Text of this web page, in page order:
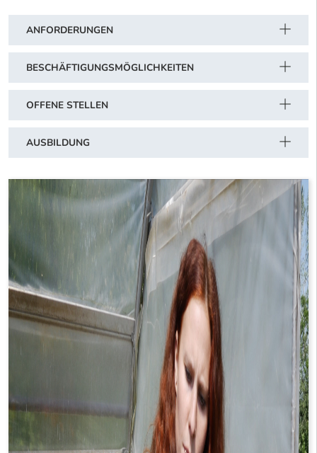
ANFORDERUNGEN
BESCHÄFTIGUNGSMÖGLICHKEITEN
OFFENE STELLEN
AUSBILDUNG